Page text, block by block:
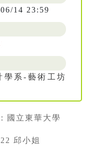
14 23:59
學系-藝術工坊
國立東華大學
邱小姐